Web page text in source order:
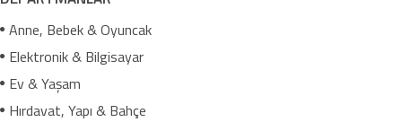
Anne, Bebek & Oyuncak
Elektronik & Bilgisayar
Ev & Yaşam
Hırdavat, Yapı & Bahçe